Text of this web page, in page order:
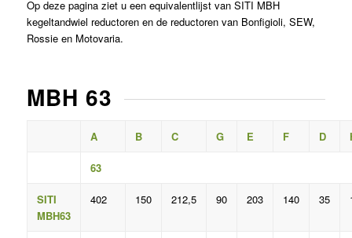
Op deze pagina ziet u een equivalentlijst van SITI MBH
kegeltandwiel reductoren en de reductoren van Bonfigioli, SEW,
Rossie en Motovaria.
MBH 63
A B C G E F D
63
SITI
MBH63
402 150 212,5 90 203 140 35